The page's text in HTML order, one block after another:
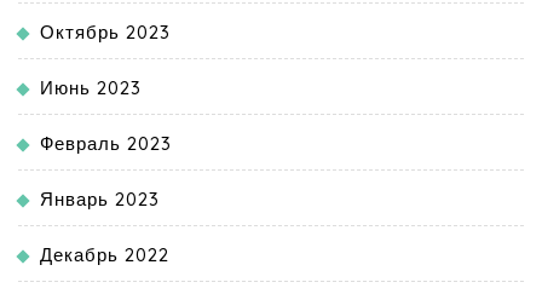
Октябрь 2023
Июнь 2023
Февраль 2023
Январь 2023
Декабрь 2022